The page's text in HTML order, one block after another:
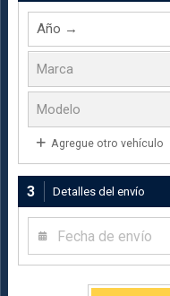
Agregue otro vehículo
3 Detalles del envío